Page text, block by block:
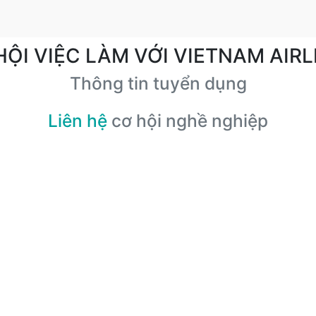
VIỆC LÀM VỚI VIETNAM
Thông tin tuyển dụng
Liên hệ cơ hội nghề nghiệp